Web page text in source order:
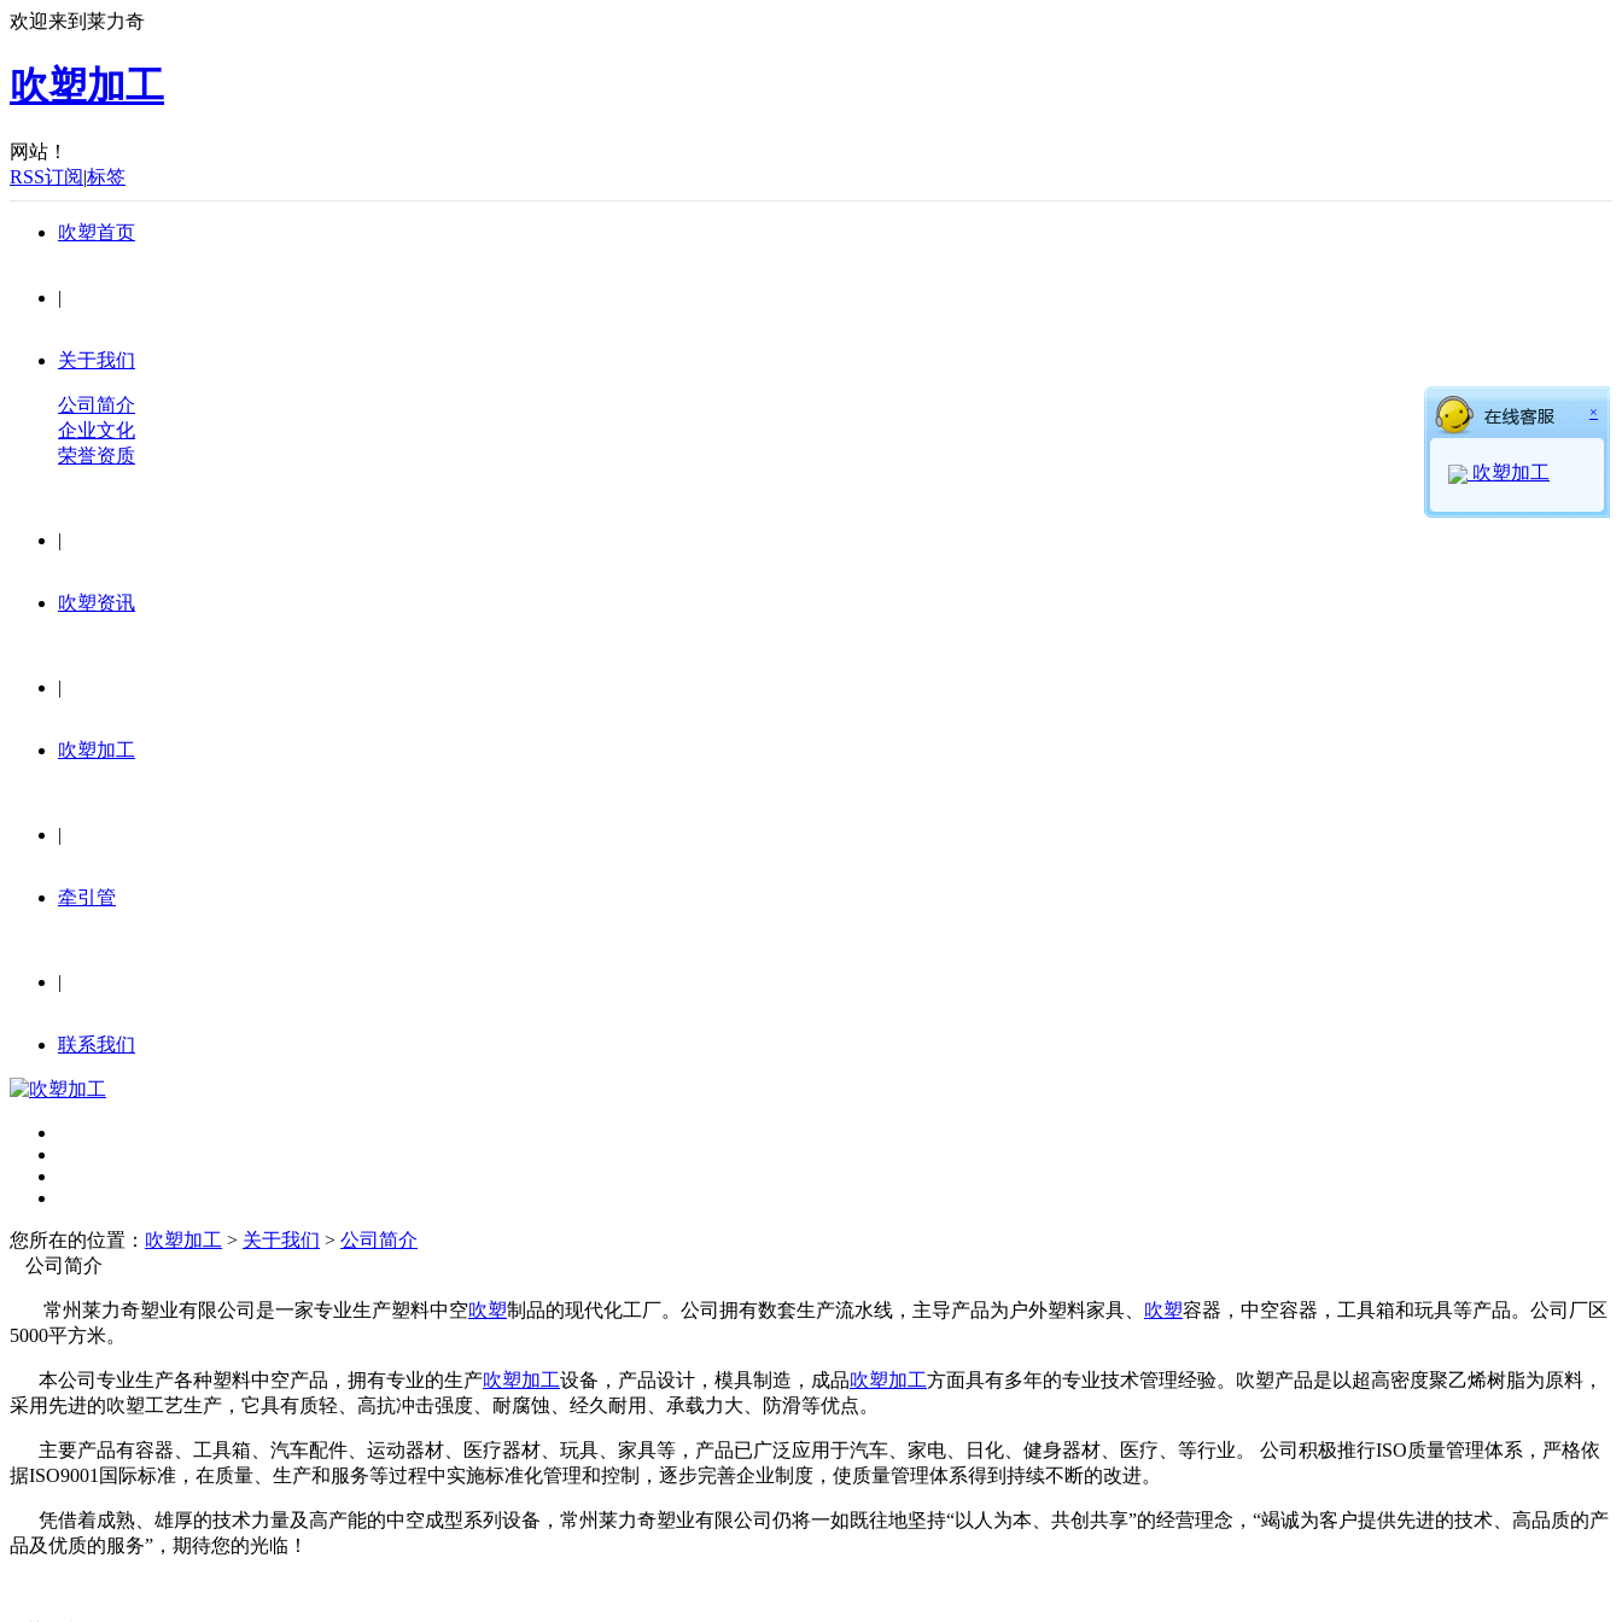
欢迎来到莱力奇
吹塑加工
网站！
RSS订阅|标签
吹塑首页
|
关于我们
公司简介
企业文化
荣誉资质
|
吹塑资讯
|
吹塑加工
|
牵引管
|
联系我们
您所在的位置： 吹塑加工 > 关于我们 > 公司简介
公司简介
常州莱力奇塑业有限公司是一家专业生产塑料中空吹塑制品的现代化工厂。公司拥有数套生产流水线，主导产品为户外塑料家具、 吹塑容器，中空容器，工具箱和玩具等产品。公司厂区
5000平方米。
本公司专业生产各种塑料中空产品，拥有专业的生产吹塑加工设备，产品设计，模具制造，成品吹塑加工方面具有多年的专业技术管理经验。吹塑产品是以超高密度聚乙烯树脂为原料，
采用先进的吹塑工艺生产，它具有质轻、高抗冲击强度、耐腐蚀、经久耐用、承载力大、防滑等优点。
主要产品有容器、工具箱、汽车配件、运动器材、医疗器材、玩具、家具等，产品已广泛应用于汽车、家电、日化、健身器材、医疗、等行业。 公司积极推行ISO质量管理体系，严格依
据ISO9001国际标准，在质量、生产和服务等过程中实施标准化管理和控制，逐步完善企业制度，使质量管理体系得到持续不断的改进。
凭借着成熟、雄厚的技术力量及高产能的中空成型系列设备，常州莱力奇塑业有限公司仍将一如既往地坚持“以人为本、共创共享”的经营理念，“竭诚为客户提供先进的技术、高品质的产
品及优质的服务”，期待您的光临！
×
吹塑加工